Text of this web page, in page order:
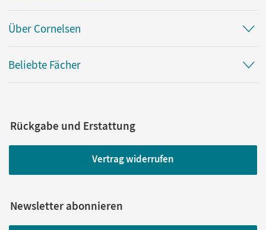
Über Cornelsen
Beliebte Fächer
Rückgabe und Erstattung
Vertrag widerrufen
Newsletter abonnieren